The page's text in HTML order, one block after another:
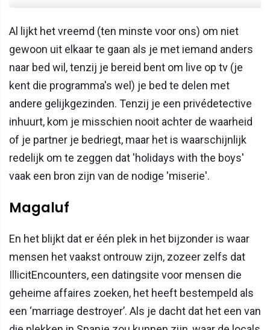
Al lijkt het vreemd (ten minste voor ons) om niet
gewoon uit elkaar te gaan als je met iemand anders
naar bed wil, tenzij je bereid bent om live op tv (je
kent die programma's wel) je bed te delen met
andere gelijkgezinden. Tenzij je een privédetective
inhuurt, kom je misschien nooit achter de waarheid
of je partner je bedriegt, maar het is waarschijnlijk
redelijk om te zeggen dat 'holidays with the boys'
vaak een bron zijn van de nodige 'miserie'.
Magaluf
En het blijkt dat er één plek in het bijzonder is waar
mensen het vaakst ontrouw zijn, zozeer zelfs dat
IllicitEncounters, een datingsite voor mensen die
geheime affaires zoeken, het heeft bestempeld als
een ‘marriage destroyer’. Als je dacht dat het een van